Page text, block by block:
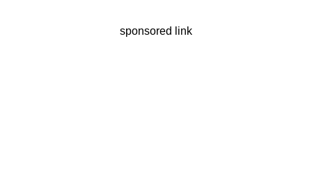
sponsored link